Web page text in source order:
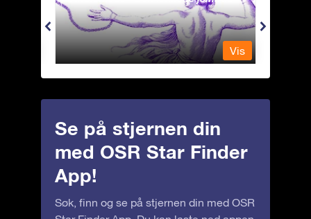
Vis
Se på stjernen din
med OSR Star Finder
App!
Søk, finn og se på stjernen din med OSR